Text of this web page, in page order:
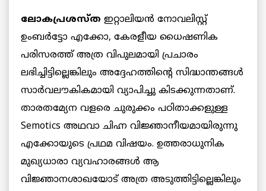
ലോകപ്രശസ്ത ഇറ്റാലിയന്‍ നോവലിസ്റ്റ്
ഉംബര്‍ട്ടോ എക്കോ, കേരളീയ ധൈഷണിക
പരിസരത്ത് അത്ര വിപുലമായി പ്രചാരം
ലഭിച്ചിട്ടില്ലെങ്കിലും അദ്ദേഹത്തിന്റെ സിദ്ധാന്തങ്ങള്‍
സാര്‍വലൗകികമായി വ്യാപിച്ചു കിടക്കുന്നതാണ്.
താരതമ്യേന വളരെ ചുരുക്കം പഠിതാക്കളുള്ള
Semotics അഥവാ ചിഹ്ന വിജ്ഞാനീയമായിരുന്നു
എക്കോയുടെ പ്രഥമ വിഷയം. ഉത്തരാധുനിക
മുഖ്യധാരാ വ്യവഹാരങ്ങള്‍ ആ
വിജ്ഞാനശാഖയോട് അത്ര അടുത്തിട്ടില്ലെങ്കിലും